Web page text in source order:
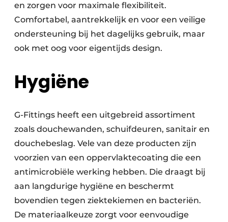
en zorgen voor maximale flexibiliteit.
Comfortabel, aantrekkelijk en voor een veilige
ondersteuning bij het dagelijks gebruik, maar
ook met oog voor eigentijds design.
Hygiëne
G-Fittings heeft een uitgebreid assortiment
zoals douchewanden, schuifdeuren, sanitair en
douchebeslag. Vele van deze producten zijn
voorzien van een oppervlaktecoating die een
antimicrobiële werking hebben. Die draagt bij
aan langdurige hygiëne en beschermt
bovendien tegen ziektekiemen en bacteriën.
De materiaalkeuze zorgt voor eenvoudige